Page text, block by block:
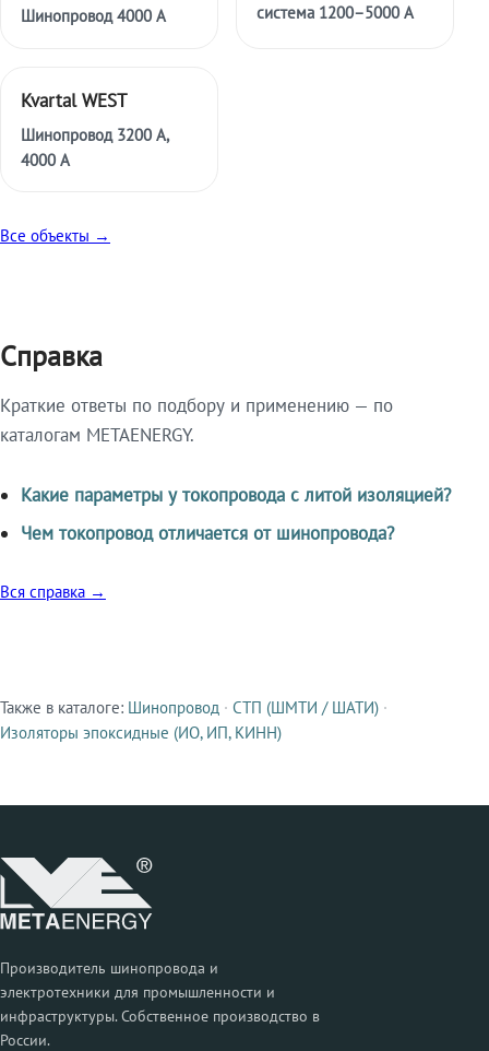
Шинопровод 4000 А
система 1200–5000 А
Kvartal WEST
Шинопровод 3200 А,
4000 А
Все объекты →
Справка
Краткие ответы по подбору и применению — по
каталогам METAENERGY.
Какие параметры у токопровода с литой изоляцией?
Чем токопровод отличается от шинопровода?
Вся справка →
Смежные продукты
Также в каталоге: Шинопровод · СТП (ШМТИ / ШАТИ) ·
Изоляторы эпоксидные (ИО, ИП, КИНН)
Производитель шинопровода и
электротехники для промышленности и
инфраструктуры. Собственное производство в
России.